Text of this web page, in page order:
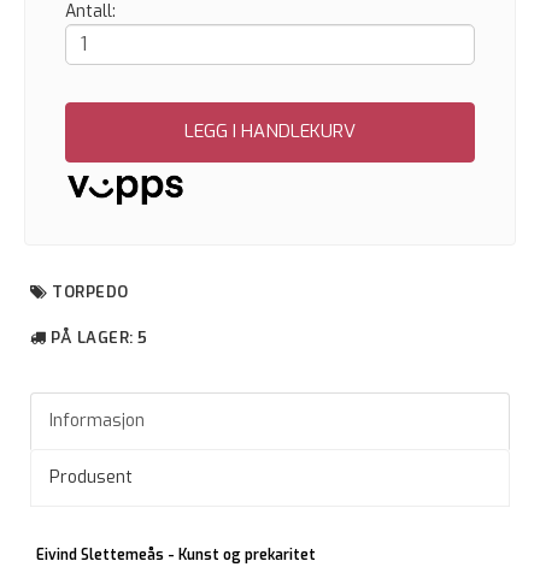
Antall:
LEGG I HANDLEKURV
TORPEDO
PÅ LAGER: 5
Informasjon
Produsent
Eivind Slettemeås - Kunst og prekaritet